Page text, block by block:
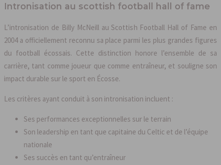
Intronisation au scottish football hall of fame
L’intronisation de Billy McNeill au Scottish Football Hall of Fame en
2004 a officiellement reconnu sa place parmi les plus grandes figures
du football écossais. Cette distinction honore l’ensemble de sa
carrière, tant comme joueur que comme entraîneur, et souligne son
impact durable sur le sport en Écosse.
Les critères ayant conduit à son intronisation incluent :
Ses performances exceptionnelles sur le terrain
Son leadership en tant que capitaine du Celtic et de l’équipe
nationale
Ses succès en tant qu’entraîneur